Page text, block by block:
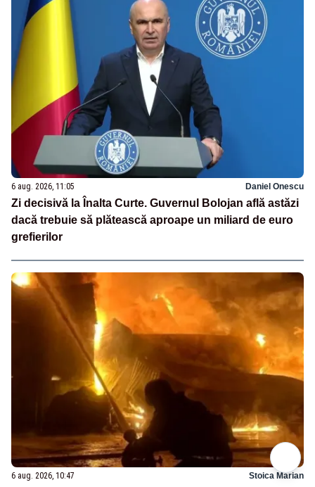
6 aug. 2026, 11:05 Daniel Onescu
Zi decisivă la Înalta Curte. Guvernul Bolojan află astăzi
dacă trebuie să plătească aproape un miliard de euro
grefierilor
6 aug. 2026, 10:47 Stoica Marian